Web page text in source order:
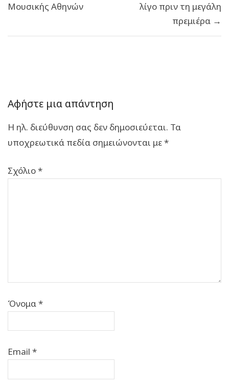
Μουσικής Αθηνών
λίγο πριν τη μεγάλη
πρεμιέρα →
Αφήστε μια απάντηση
Η ηλ. διεύθυνση σας δεν δημοσιεύεται. Τα
υποχρεωτικά πεδία σημειώνονται με*
Σχόλιο*
Όνομα*
Email *